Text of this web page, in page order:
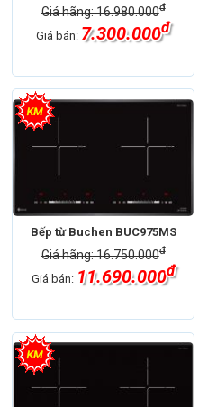
Giá hãng: 16.980.000đ
Giá bán: 7.300.000đ
Bếp từ Buchen BUC975MS
Giá hãng: 16.750.000đ
Giá bán: 11.690.000đ